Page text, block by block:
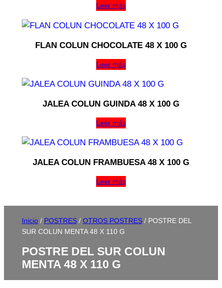
Leer más
FLAN COLUN CHOCOLATE 48 X 100 G
Leer más
JALEA COLUN GUINDA 48 X 100 G
Leer más
JALEA COLUN FRAMBUESA 48 X 100 G
Leer más
Inicio / POSTRES/ OTROS POSTRES/ POSTRE DEL
SUR COLUN MENTA 48 X 110 G
POSTRE DEL SUR COLUN
MENTA 48 X 110 G